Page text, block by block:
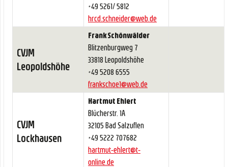
+49 5261/ 5812
hrcd.schneider@web.de
CVJM
Leopoldshöhe
Frank Schönwälder
Blitzenburgweg 7
33818 Leopoldshöhe
+49 5208 6555
frankschoe1@web.de
CVJM
Lockhausen
Hartmut Ehlert
Blücherstr. 1A
32105 Bad Salzuflen
+49 5222 707682
hartmut-ehlert@t-
online.de